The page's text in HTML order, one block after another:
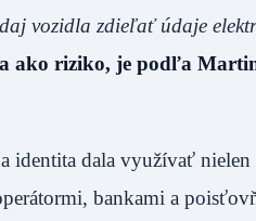
vozidla zdieľať údaje
ako riziko, je podľa
identita dala využívať nielen
bankami a